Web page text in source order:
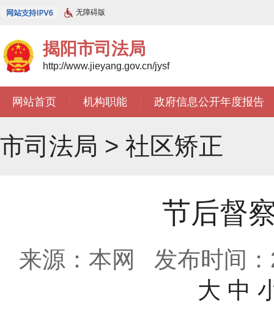
无障碍版
揭阳市司法局
http://www.jieyang.gov.cn/jysf
网站首页 机构职能 政府信息公开年度报告
市司法局 > 社区矫正
节后督
来源：本网
发布时间
大 中